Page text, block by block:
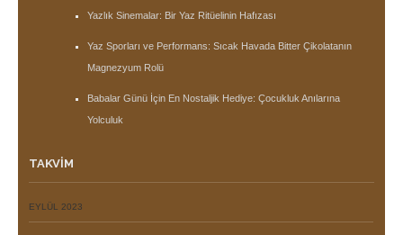
Yazlık Sinemalar: Bir Yaz Ritüelinin Hafızası
Yaz Sporları ve Performans: Sıcak Havada Bitter Çikolatanın
Magnezyum Rolü
Babalar Günü İçin En Nostaljik Hediye: Çocukluk Anılarına
Yolculuk
TAKVIM
EYLÜL 2023